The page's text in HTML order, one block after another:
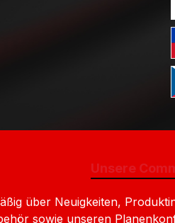
Unsere
über Neuigkeiten,
sowie unseren